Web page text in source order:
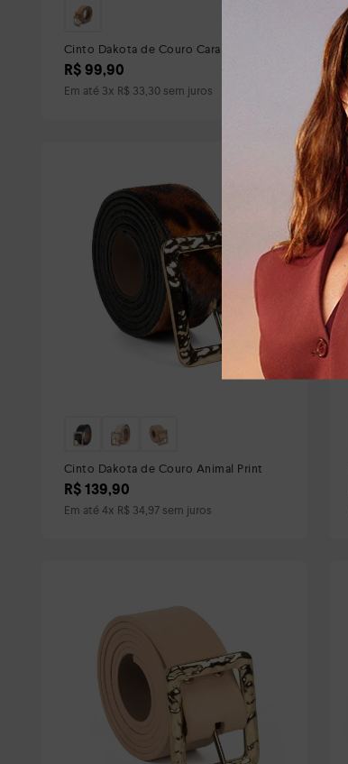
Cinto Dakota de Couro Caramelo
R$ 99,90
Em até 3x R$ 33,30sem juros
Cinto Dakota de Couro Animal Print
R$ 139,90
Em até4x R$ 34,97sem juros